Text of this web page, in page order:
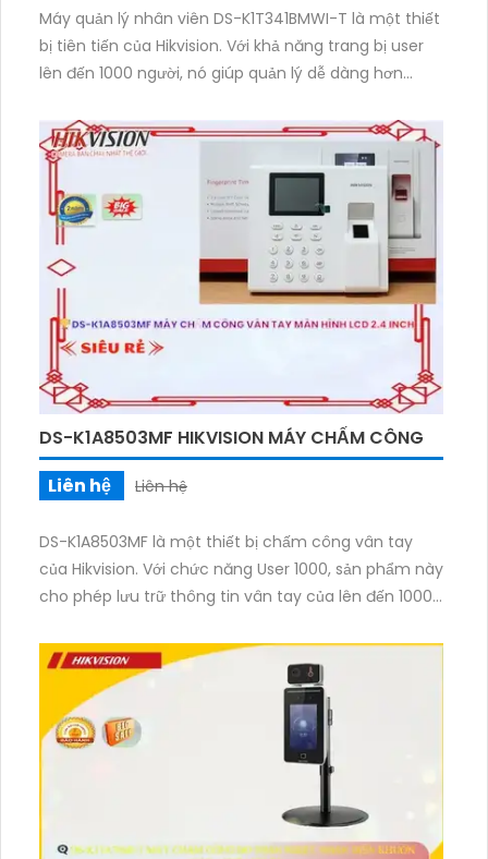
Máy quản lý nhân viên DS-K1T341BMWI-T là một thiết
bị tiên tiến của Hikvision. Với khả năng trang bị user
lên đến 1000 người, nó giúp quản lý dễ dàng hơn
đẹp và nhỏ gọn, máy sử dụng công nghệ nhận diện
khuôn mặt để xác thực danh tính. Nó cung cấp khả
năng chống giả mạo với hơn 99% độ chính xác. Với
tính năng tiên tiến này, máy quản lý nhân viên DS-
K1T341BMWI-T là sự lựa chọn lý tưởng cho các doanh
nghiệp muốn tăng cường bảo mật và hiệu suất làm
việc.
DS-K1A8503MF HIKVISION MÁY CHẤM CÔNG
Liên hệ
Liên hệ
DS-K1A8503MF là một thiết bị chấm công vân tay
của Hikvision. Với chức năng User 1000, sản phẩm này
cho phép lưu trữ thông tin vân tay của lên đến 1000
dạng vân tay chính xác và nhanh chóng, giúp tái tạo
dấu vân tay trong thời gian nhanh nhất. DS-
K1A8503MF cung cấp khả năng chống giả mạo bằng
cách phát hiện các hình ảnh vân tay giả tạo. Với
màn hình hiển thị màu, việc sử dụng và cấu hình
đáng tin cậy, phù hợp cho việc quản lý chấm công
và kiểm soát truy cập.